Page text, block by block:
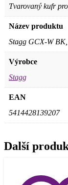
Tvarovaný kufr
Název produktu
Stagg GCX-W
Výrobce
Stagg
EAN
5414428139207
Další